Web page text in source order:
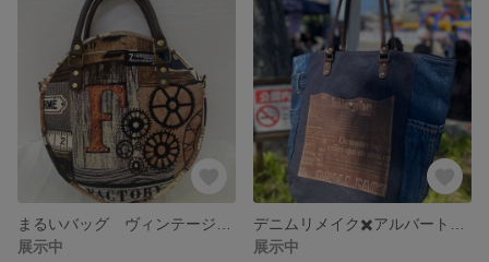
展示中
展示中